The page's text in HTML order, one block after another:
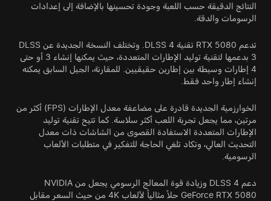
النتائج الدقيقة حسب اللعبة وجودة تحسينها بالإضافة إلى إعدادات
الرسومات والدقة.
تدعم RTX 5080 تقنية DLSS 4. وتختلف النسخة الجديدة عن DLSS
3 بدعمها لتقنية توليد الإطارات المتعددة، حيث يمكنها إنشاء 3 أو حتى
4 إطارات وسيطة بين إطارين حقيقيين. للمقارنة، الجيل السابق يمكنه
إنشاء إطار واحد فقط.
الخوارزمية الجديدة قادرة على مضاعفة معدل الإطارات (FPS) أكثر من
مرتين، مما يجعل تجربة اللعب أكثر سلاسة. كما تتيح تقنية توليد
الإطارات المتعددة الاستفادة القصوى من الشاشات ذات معدل
التحديث العالي، وتكاد تلغي الحاجة للتفكير في متطلبات الألعاب
الرسومية.
دعم DLSS 4 وزيادة قوة المعالج الرسومي يجعل من NVIDIA
GeForce RTX 5080 حلاً مثالياً لألعاب 4K من حيث السعر مقابل